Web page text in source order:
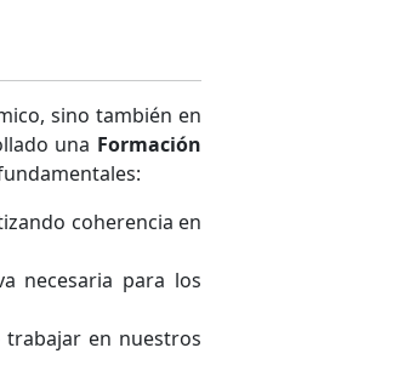
sino también en
una Formación
coherencia en
necesaria para los
en nuestros